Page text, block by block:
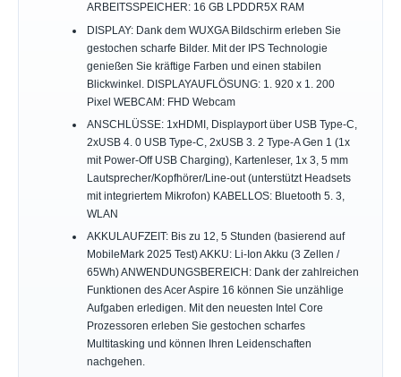
ARBEITSSPEICHER: 16 GB LPDDR5X RAM
DISPLAY: Dank dem WUXGA Bildschirm erleben Sie
gestochen scharfe Bilder. Mit der IPS Technologie
genießen Sie kräftige Farben und einen stabilen
Blickwinkel. DISPLAYAUFLÖSUNG: 1. 920 x 1. 200
Pixel WEBCAM: FHD Webcam
ANSCHLÜSSE: 1xHDMI, Displayport über USB Type-C,
2xUSB 4. 0 USB Type-C, 2xUSB 3. 2 Type-A Gen 1 (1x
mit Power-Off USB Charging), Kartenleser, 1x 3, 5 mm
Lautsprecher/Kopfhörer/Line-out (unterstützt Headsets
mit integriertem Mikrofon) KABELLOS: Bluetooth 5. 3,
WLAN
AKKULAUFZEIT: Bis zu 12, 5 Stunden (basierend auf
MobileMark 2025 Test) AKKU: Li-Ion Akku (3 Zellen /
65Wh) ANWENDUNGSBEREICH: Dank der zahlreichen
Funktionen des Acer Aspire 16 können Sie unzählige
Aufgaben erledigen. Mit den neuesten Intel Core
Prozessoren erleben Sie gestochen scharfes
Multitasking und können Ihren Leidenschaften
nachgehen.